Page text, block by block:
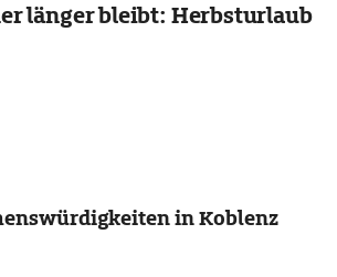
länger bleibt: Herbsturlaub
in Koblenz